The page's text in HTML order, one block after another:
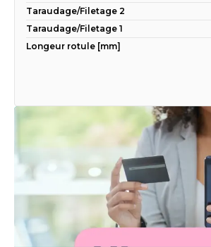
Taraudage/Filetage 2
Taraudage/Filetage 1
Longeur rotule [mm]